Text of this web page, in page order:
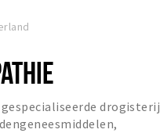
drogisterij